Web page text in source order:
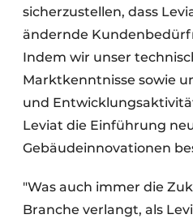
sicherzustellen, dass
ändernde
Indem wir unser
Marktkenntnisse sowie
und
Leviat die Einführung
Gebäudeinnovationen
"Was auch immer die
Branche verlangt, als